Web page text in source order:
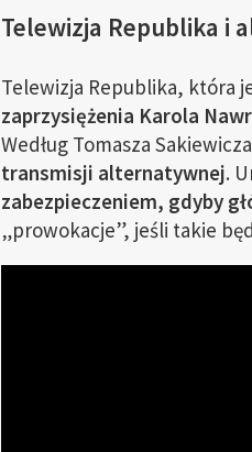
Telewizja Republika i
Telewizja Republika, która
zaprzysiężenia Karola
Według Tomasza
transmisji alternatywnej.
zabezpieczeniem, gdyby
„prowokacje”, jeśli takie